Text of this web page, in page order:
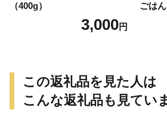
（400g）
3,000円
ごはん
この返礼品を見た人は
こんな返礼品も見てい